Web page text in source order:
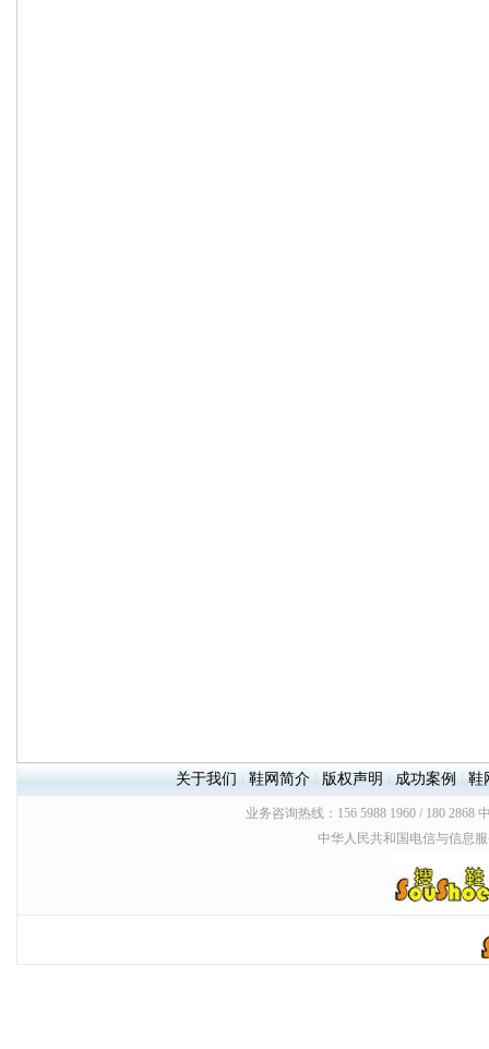
关于我们 鞋网简介| 版权声明 成功案例 鞋
业务咨询热线：156 5988 1960 / 180 2868
中华人民共和国电信与信息